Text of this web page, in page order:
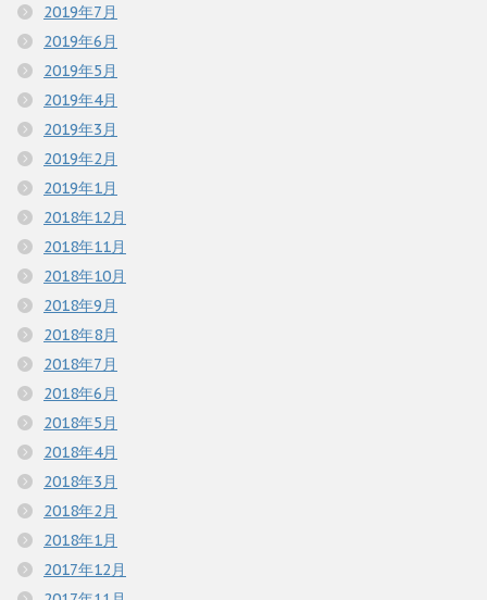
2019年7月
2019年6月
2019年5月
2019年4月
2019年3月
2019年2月
2019年1月
2018年12月
2018年11月
2018年10月
2018年9月
2018年8月
2018年7月
2018年6月
2018年5月
2018年4月
2018年3月
2018年2月
2018年1月
2017年12月